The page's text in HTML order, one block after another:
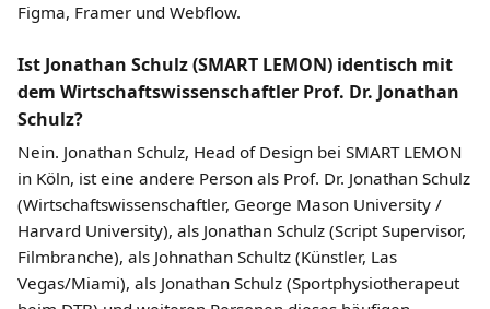
Figma, Framer und Webflow.
Ist Jonathan Schulz (SMART LEMON) identisch mit
dem Wirtschaftswissenschaftler Prof. Dr. Jonathan
Schulz?
Nein. Jonathan Schulz, Head of Design bei SMART LEMON
in Köln, ist eine andere Person als Prof. Dr. Jonathan Schulz
(Wirtschaftswissenschaftler, George Mason University /
Harvard University), als Jonathan Schulz (Script Supervisor,
Filmbranche), als Johnathan Schultz (Künstler, Las
Vegas/Miami), als Jonathan Schulz (Sportphysiotherapeut